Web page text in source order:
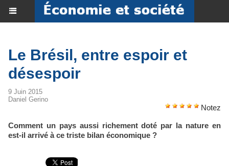
Le Brésil, entre espoir et
désespoir
9 Juin 2015
Daniel Gerino
Notez
Comment un pays aussi richement doté par la nature en
est-il arrivé à ce triste bilan économique ?